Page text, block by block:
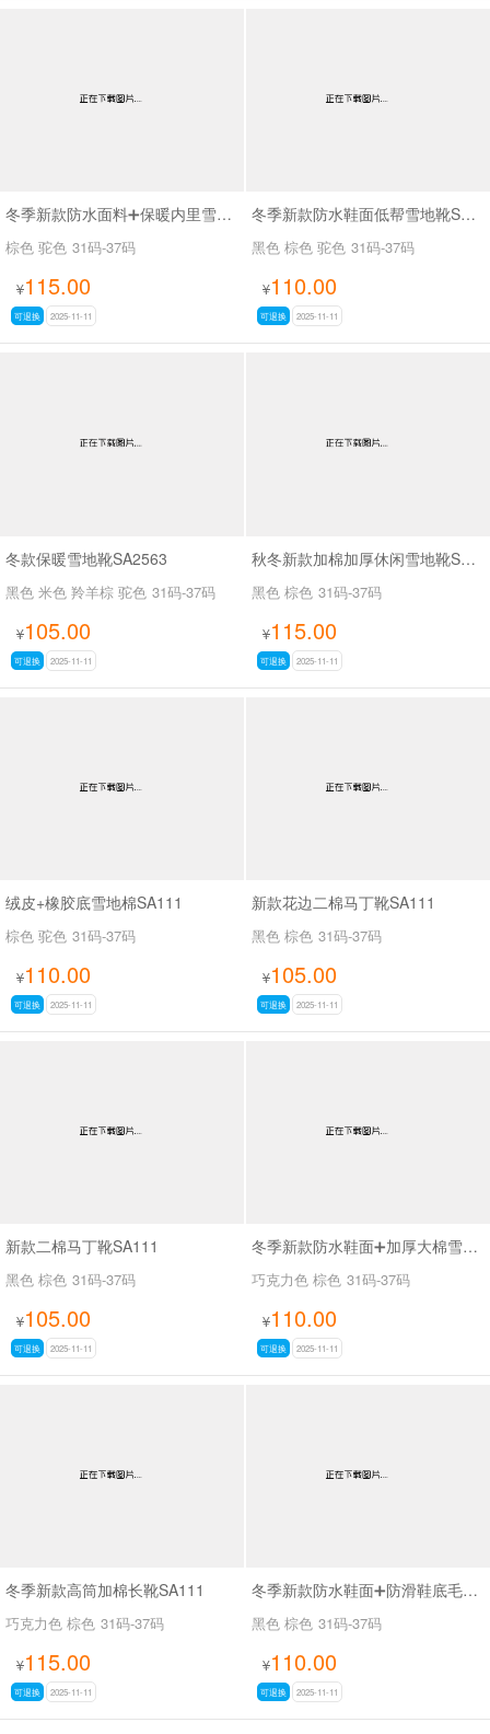
冬季新款防水面料➕保暖内里雪地靴SA111
棕色 驼色 31码-37码
¥115.00
可退换 2025-11-11
冬季新款防水鞋面低帮雪地靴SA111
黑色 棕色 驼色 31码-37码
¥110.00
可退换 2025-11-11
冬款保暖雪地靴SA2563
黑色 米色 羚羊棕 驼色 31码-37码
¥105.00
可退换 2025-11-11
秋冬新款加棉加厚休闲雪地靴SA111
黑色 棕色 31码-37码
¥115.00
可退换 2025-11-11
绒皮+橡胶底雪地棉SA111
棕色 驼色 31码-37码
¥110.00
可退换 2025-11-11
新款花边二棉马丁靴SA111
黑色 棕色 31码-37码
¥105.00
可退换 2025-11-11
新款二棉马丁靴SA111
黑色 棕色 31码-37码
¥105.00
可退换 2025-11-11
冬季新款防水鞋面➕加厚大棉雪地靴SA111
巧克力色 棕色 31码-37码
¥110.00
可退换 2025-11-11
冬季新款高筒加棉长靴SA111
巧克力色 棕色 31码-37码
¥115.00
可退换 2025-11-11
冬季新款防水鞋面➕防滑鞋底毛口马丁靴SA111
黑色 棕色 31码-37码
¥110.00
可退换 2025-11-11